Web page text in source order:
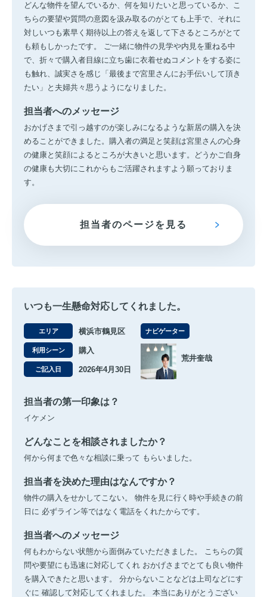
どんな物件を望んでいるか、何を知りたいと思っているか、こ
ちらの要望や質問の意図を汲み取るのがとても上手で、それに
対しいつも素早く期待以上の答えを返して下さるところがとて
も頼もしかったです。 ご一緒に物件の見学や内見を重ねる中
で、折々で購入者目線に立ち歯に衣着せぬコメントをする姿に
も触れ、誠実さを感じ「最後まで宮里さんにお手伝いして頂き
たい」と夫婦共々思うようになりました。
担当者へのメッセージ
おかげさまで引っ越すのが楽しみになるような新居の購入を決
めることができました。購入者の満足と笑顔は宮里さんの心身
の健康と笑顔によるところが大きいと思います。どうかご自身
の健康も大切にこれからもご活躍されますよう願っておりま
す。
担当者のページを見る
いつも一生懸命対応してくれました。
エリア 横浜市鶴見区
利用シーン 購入
ご記入日 2026年4月30日
ナビゲーター
荒井奎哉
担当者の第一印象は？
イケメン
どんなことを相談されましたか？
何から何まで色々な相談に乗って もらいました。
担当者を決めた理由はなんですか？
物件の購入をせかしてこない。 物件を見に行く時や手続きの前
日に 必ずライン等ではなく電話をくれたからです。
担当者へのメッセージ
何もわからない状態から面倒みていただきました。 こちらの質
問や要望にも迅速に対応してくれ おかげさまでとても良い物件
を購入できたと思います。 分からないことなどは上司などにす
ぐに 確認して対応してくれました。 本当にありがとうござい